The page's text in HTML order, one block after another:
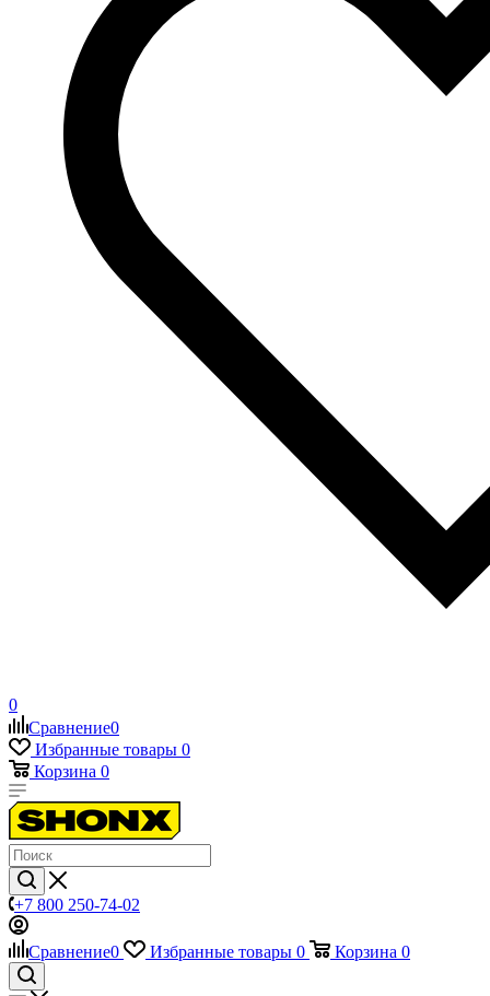
0
Сравнение0
Избранные товары 0
Корзина 0
+7 800 250-74-02
Сравнение0 Избранные товары 0 Корзина 0